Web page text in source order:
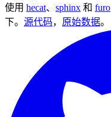
使用 hecat、 sphinx 和 furo
下。 源代码， 原始数据。